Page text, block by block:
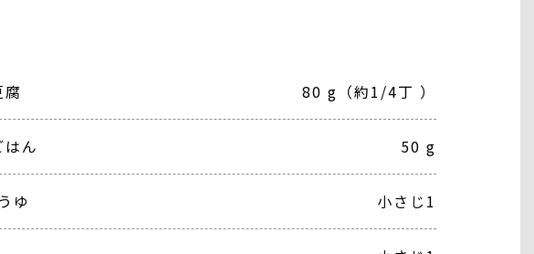
腐 80 g（約1/4丁 ）
ん 50 g
ゆ 小さじ1